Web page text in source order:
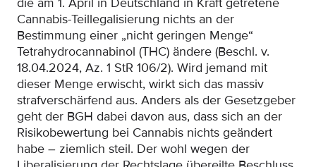
Cannabis-Teillegalisierung nichts an der
Bestimmung einer „nicht geringen Menge“
Tetrahydrocannabinol (THC) ändere (Beschl. v.
18.04.2024, Az. 1 StR 106/2). Wird jemand mit
dieser Menge erwischt, wirkt sich das massiv
strafverschärfend aus. Anders als der Gesetzgeber
geht der BGH dabei davon aus, dass sich an der
Risikobewertung bei Cannabis nichts geändert
habe – ziemlich steil. Der wohl wegen der